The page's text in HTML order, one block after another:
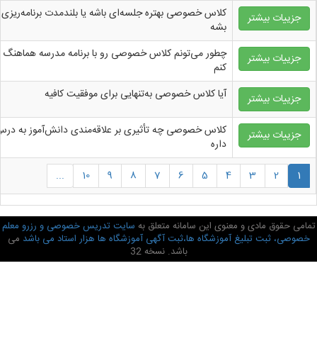
مهارت های عمومی
تدریس به کودکان
آموزشگاه ها
جزییات بیشتر
کلاس خصوصی بهتره جلسه‌ای باشه یا بلندمدت برنامه‌ریزی
بشه
جزییات بیشتر
چطور می‌تونم کلاس خصوصی رو با برنامه مدرسه هماهنگ
کنم
جزییات بیشتر
آیا کلاس خصوصی به‌تنهایی برای موفقیت کافیه
جزییات بیشتر
کلاس خصوصی چه تأثیری بر علاقه‌مندی دانش‌آموز به
داره
1
2
3
4
5
6
7
8
9
10
...
تمامی حقوق مادی و معنوی این سامانه متعلق به سایت تدریس خصوصی و رزرو معلم
خصوصی، ثبت تبلیغ آموزشگاه ها،ثبت آگهی آموزشگاه ها هزار استاد می باشد می
باشد. نسخه 32